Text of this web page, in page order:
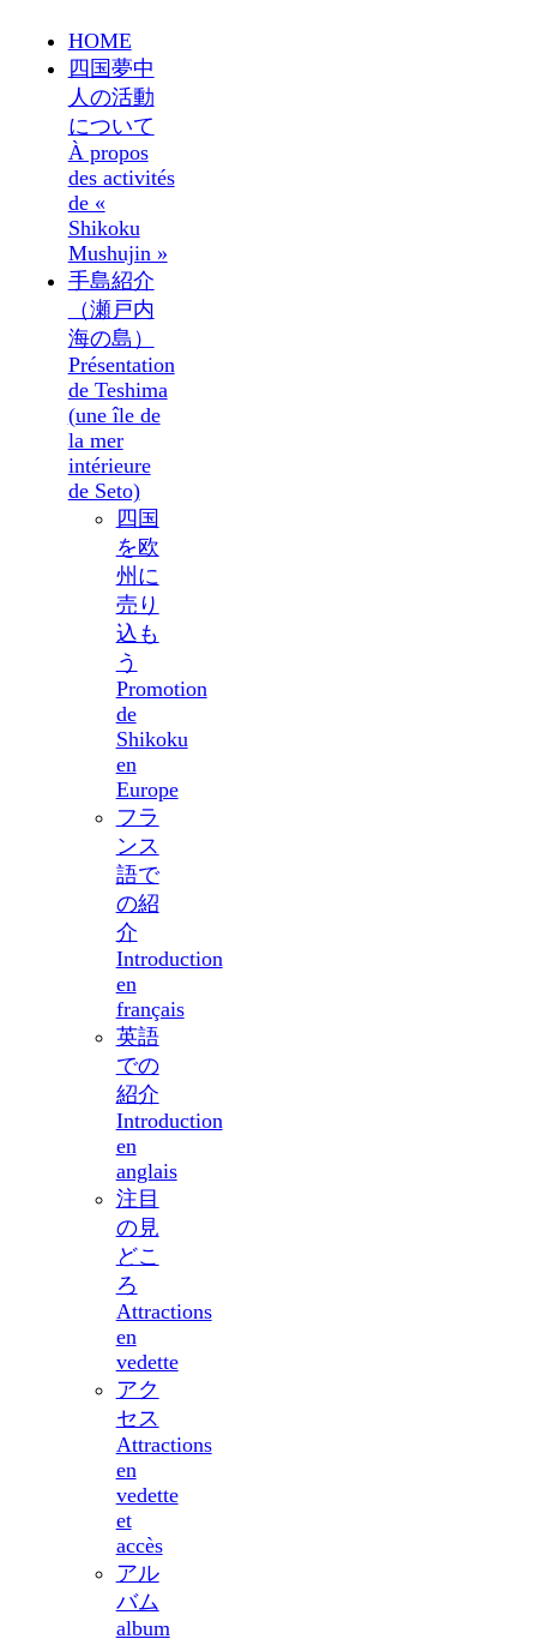
HOME
四国夢中
人の活動
について
À propos
des activités
de «
Shikoku
Mushujin »
手島紹介
（瀬戸内
海の島）
Présentation
de Teshima
(une île de
la mer
intérieure
de Seto)
四国
を欧
州に
売り
込も
う
Promotion
de
Shikoku
en
Europe
フラ
ンス
語で
の紹
介
Introduction
en
français
英語
での
紹介
Introduction
en
anglais
注目
の見
どこ
ろ
Attractions
en
vedette
アク
セス
Attractions
en
vedette
et
accès
アル
バム
album